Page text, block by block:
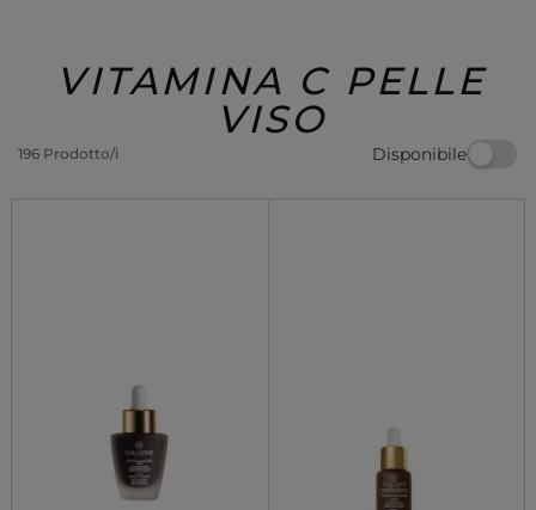
Regalo
VITAMINA C PELLE
VISO
196 Prodotto/i Disponibile